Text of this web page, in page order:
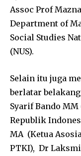
Assoc Prof
Department of
Social Studies
(NUS).
Selain itu juga
berlatar
Syarif Bando
Republik
MA (Ketua
PTKI), Dr Laksmi